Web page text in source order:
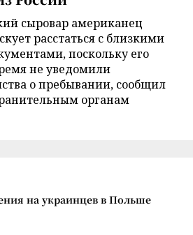
сыровар американец
расстаться с близкими
поскольку его
не уведомили
о пребывании, сообщил
органам
на украинцев в Польше